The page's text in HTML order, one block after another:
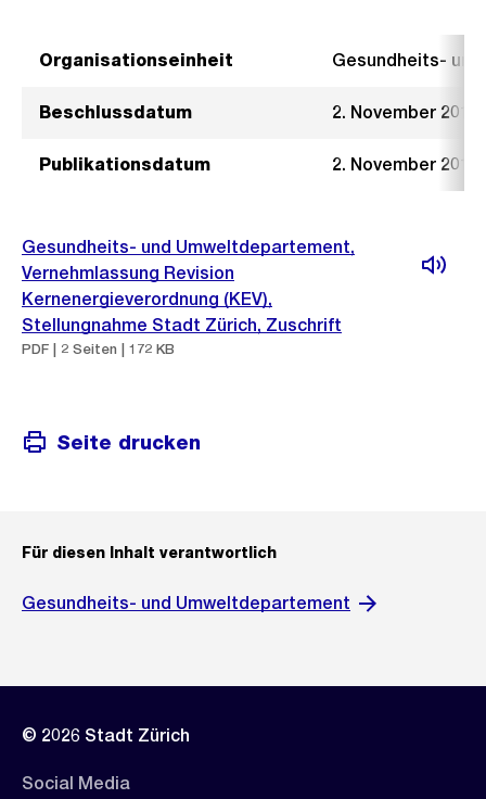
Organisationseinheit Gesundheits-
Beschlussdatum 2. November 2016
Publikationsdatum 2. November 2016
Gesundheits- und Umweltdepartement,
Vernehmlassung Revision
Kernenergieverordnung (KEV),
Stellungnahme Stadt Zürich, Zuschrift
PDF | 2 Seiten | 172 KB
Seite drucken
Für diesen Inhalt verantwortlich
Gesundheits- und Umweltdepartement
© 2026 Stadt Zürich
Social Media